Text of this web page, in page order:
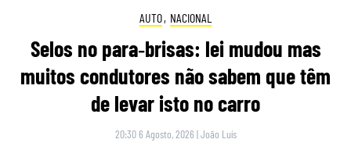
AUTO, NACIONAL
Selos no para‑brisas: lei mudou mas
muitos condutores não sabem que têm
de levar isto no carro
20:30 6 Agosto, 2026 |João Luís